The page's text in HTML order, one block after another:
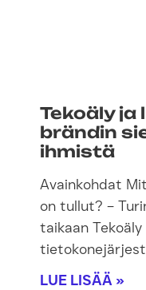
Tekoäly ja
brändin
ihmistä
Avainkohdat
on tullut? –
taikaan
LUE LISÄÄ »